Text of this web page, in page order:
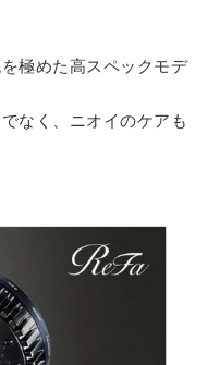
極めた高スペックモデ
なく、ニオイのケアも